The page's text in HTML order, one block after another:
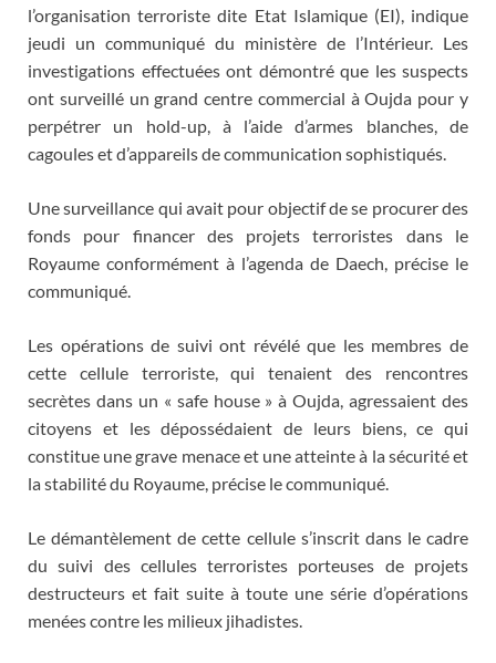
l’organisation terroriste dite Etat Islamique (EI), indique
jeudi un communiqué du ministère de l’Intérieur. Les
investigations effectuées ont démontré que les suspects
ont surveillé un grand centre commercial à Oujda pour y
perpétrer un hold-up, à l’aide d’armes blanches, de
cagoules et d’appareils de communication sophistiqués.
Une surveillance qui avait pour objectif de se procurer des
fonds pour financer des projets terroristes dans le
Royaume conformément à l’agenda de Daech, précise le
communiqué.
Les opérations de suivi ont révélé que les membres de
cette cellule terroriste, qui tenaient des rencontres
secrètes dans un « safe house » à Oujda, agressaient des
citoyens et les dépossédaient de leurs biens, ce qui
constitue une grave menace et une atteinte à la sécurité et
la stabilité du Royaume, précise le communiqué.
Le démantèlement de cette cellule s’inscrit dans le cadre
du suivi des cellules terroristes porteuses de projets
destructeurs et fait suite à toute une série d’opérations
menées contre les milieux jihadistes.